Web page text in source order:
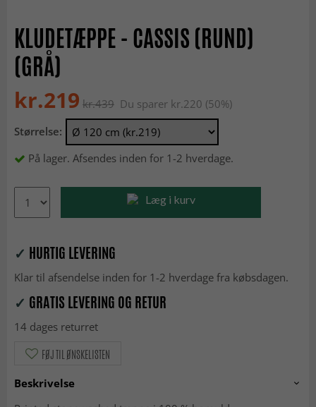
KLUDETÆPPE - CASSIS (RUND)
(GRÅ)
kr.219 kr.439 Du sparer kr.220 (50%)
Størrelse:
På lager. Afsendes inden for 1-2 hverdage.
Læg i kurv
✓ HURTIG LEVERING
Klar til afsendelse inden for 1-2 hverdage fra købsdagen.
✓ GRATIS LEVERING OG RETUR
14 dages returret
FØJ TIL ØNSKELISTEN
Beskrivelse